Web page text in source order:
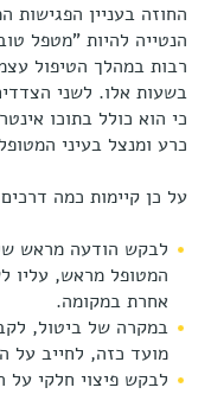
החוזה בעניין
הנטייה להיות "מטפל
רבות במהלך הטיפול
בשעות אלו. לשני
כי הוא כולל בתוכו
כרע ומנצל בעיני
על כן קיימות כמה
המטופל מראש, עליו
אחרת במקומה.
במקרה של ביטול,
מועד כזה, לחייב על
לבקש פיצוי חלקי